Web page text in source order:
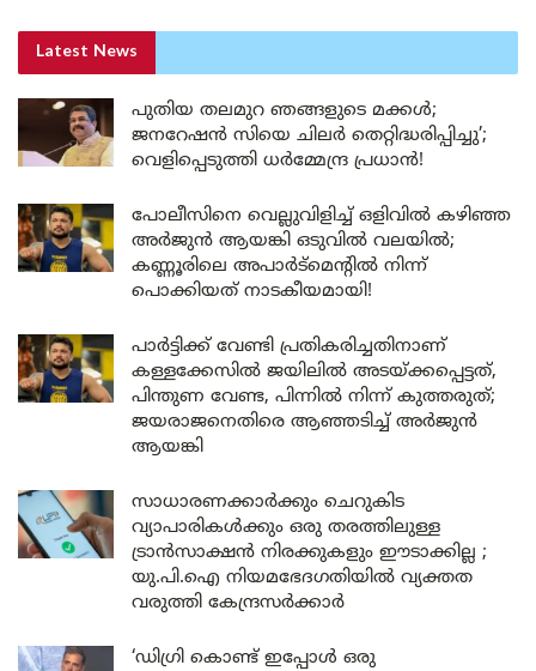
Latest News
പുതിയ തലമുറ ഞങ്ങളുടെ മക്കൾ;
ജനറേഷൻ സിയെ ചിലർ തെറ്റിദ്ധരിപ്പിച്ചു’;
വെളിപ്പെടുത്തി ധർമ്മേന്ദ്ര പ്രധാൻ!
പോലീസിനെ വെല്ലുവിളിച്ച് ഒളിവിൽ കഴിഞ്ഞ
അർജുൻ ആയങ്കി ഒടുവിൽ വലയിൽ;
കണ്ണൂരിലെ അപാർട്മെന്റിൽ നിന്ന്
പൊക്കിയത് നാടകീയമായി!
പാർട്ടിക്ക് വേണ്ടി പ്രതികരിച്ചതിനാണ്
കള്ളക്കേസിൽ ജയിലിൽ അടയ്ക്കപ്പെട്ടത്,
പിന്തുണ വേണ്ട, പിന്നിൽ നിന്ന് കുത്തരുത്;
ജയരാജനെതിരെ ആഞ്ഞടിച്ച് അർജുൻ
ആയങ്കി
സാധാരണക്കാർക്കും ചെറുകിട
വ്യാപാരികൾക്കും ഒരു തരത്തിലുള്ള
ട്രാൻസാക്ഷൻ നിരക്കുകളും ഈടാക്കില്ല ;
യു.പി.ഐ നിയമഭേദഗതിയിൽ വ്യക്തത
വരുത്തി കേന്ദ്രസർക്കാർ
‘ഡിഗ്രി കൊണ്ട് ഇപ്പോൾ ഒരു